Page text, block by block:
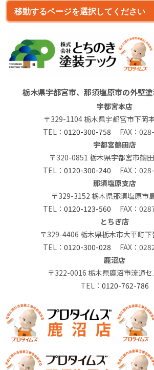
栃木県宇都宮市、那須塩原市の外壁
宇都宮本店
〒329-1104 栃木県宇都宮市下岡
TEL： 0120-300-758 FAX：
宇都宮鶴田店
〒320-0851 栃木県宇都宮市鶴
TEL： 0120-300-240 FAX：
那須塩原支店
〒329-3152 栃木県那須塩原市
TEL： 0120-123-560 FAX：
とちぎ店
〒329-4406 栃木県栃木市大平町
TEL： 0120-300-028 FAX：
鹿沼店
〒322-0016 栃木県鹿沼市流通
TEL： 0120-762-786